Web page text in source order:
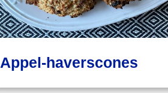
Appel-haverscones